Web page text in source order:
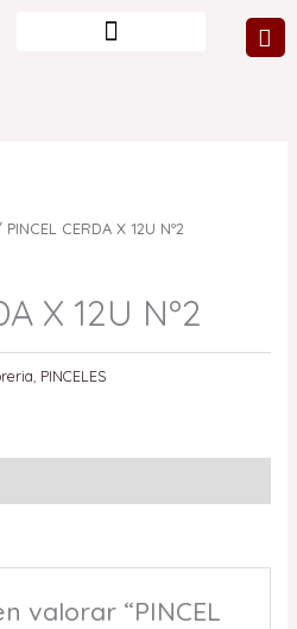
PINCEL CERDA X 12U Nº2
X 12U Nº2
PINCELES
valorar “PINCEL